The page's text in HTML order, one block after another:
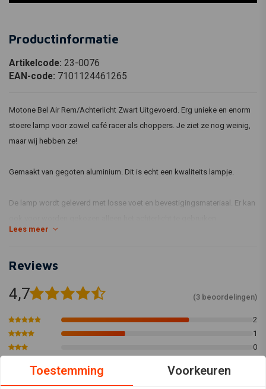
Productinformatie
Artikelcode: 23-0076
EAN-code: 7101124461265
Motone Bel Air Rem/Achterlicht Zwart Uitgevoerd. Erg unieke en enorm
stoere lamp voor zowel café racer als choppers. Je ziet ze nog weinig,
maar wij hebben ze!
Gemaakt van gegoten aluminium. Dit is echt een kwaliteits lampje.
De lamp wordt geleverd met losse voet en bevestigingsmateriaal. Er kan
Bedraad als volgend :
Geel = RUNNING licht
Rood = STOP licht
Zwart = Aarde
Lees meer
Reviews
4,7 (3 beoordelingen)
2
1
0
Toestemming Voorkeuren